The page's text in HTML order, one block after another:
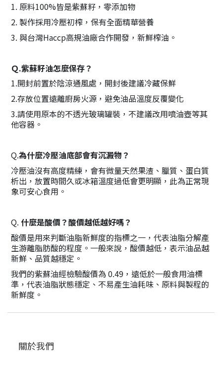
1. 原料100%皆是紫蘇籽，零添加物
2. 製作採用冷壓初榨 ，保有全面精華營養
3. 與台灣Haccp高規油廠合作開發，新鮮榨油。
Ｑ.紫蘇籽油怎麼保存？
1.開封前置於陰涼通風處，開封後建議冷藏保鮮
2.存放位置遠離廚房火源，避免油品溫度反覆變化
3.請使用原本的不透光玻璃罐裝，不建議改用噴油壺等其
他容器。
Q.為什麼冷壓油底部會有沉澱物？
冷壓油沒有高度精練，會有微量天然果渣、臘質、蛋白質
析出，放置時間久或冰箱溫度過低會更明顯，此為正常現
象可安心食用。
Q. 什麼是酸價？酸價越低越好嗎？
酸價是用來判斷油脂新鮮度的指標之一，代表油脂分解產
生游離脂肪酸的程度。一般來說，酸價越低，表示油品越
新鮮、品質越穩定。
我們的紫蘇油經檢驗酸價為 0.49，遠低於一般食用油標
準，代表油脂狀態穩定、不易產生油耗味、原料與製程的
新鮮度。
關於我們